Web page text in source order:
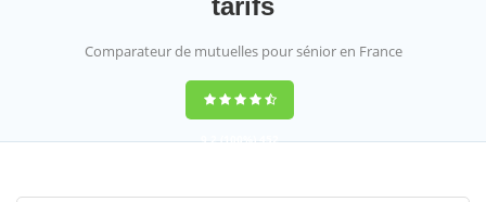
tarifs
Comparateur de mutuelles pour sénior en France
9,2(100%)452